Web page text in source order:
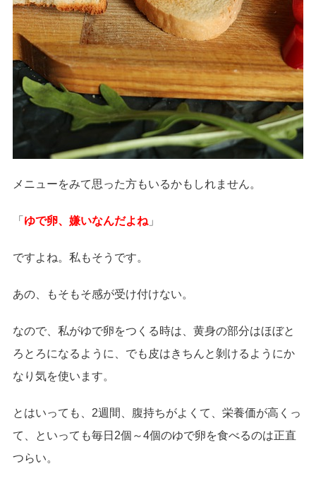
メニューをみて思った方もいるかもしれません。
「 ゆで卵、嫌いなんだよね 」
ですよね。私もそうです。
あの、もそもそ感が受け付けない。
なので、私がゆで卵をつくる時は、黄身の部分はほぼと
ろとろになるように、でも皮はきちんと剝けるようにか
なり気を使います。
とはいっても、2週間、腹持ちがよくて、栄養価が高くっ
て、といっても毎日2個～4個のゆで卵を食べるのは正直
つらい。